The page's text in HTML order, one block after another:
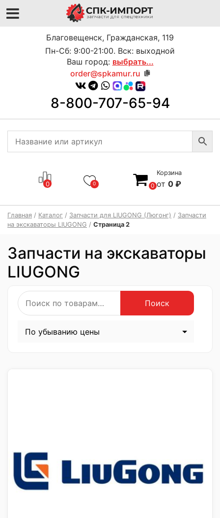
Благовещенск, Гражданская, 119
Пн-Сб: 9:00-21:00. Вск: выходной
Ваш город: выбрать...
order@spkamur.ru
8-800-707-65-94
0 0 0
Корзина
0 ₽
Главная / Каталог / Запчасти для LIUGONG (Люгонг) / Запчасти
на экскаваторы LIUGONG / Страница 2
Запчасти на экскаваторы
LIUGONG
Искать:
Поиск